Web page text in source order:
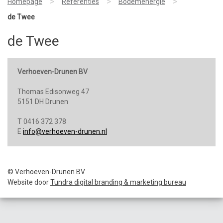
de Twee
de Twee
Verhoeven-Drunen BV
Thomas Edisonweg 47
5151 DH Drunen
T 0416 372 378
E info@verhoeven-drunen.nl
© Verhoeven-Drunen BV
Website doorTundra digital branding & marketing bureau